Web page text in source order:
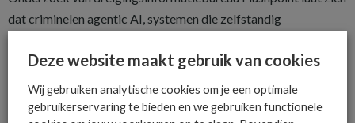
dat criminelen agentic AI, systemen die zelfstandig
De online handel in AI-gedreven aanvalstools is fors gegroeid,
en dat verlaagt de technische drempel voor kwaadwillenden
aanzienlijk.
Deze website maakt gebruik van cookies
Wij gebruiken analytische cookies om je een optimale
gebruikerservaring te bieden en we gebruiken functionele